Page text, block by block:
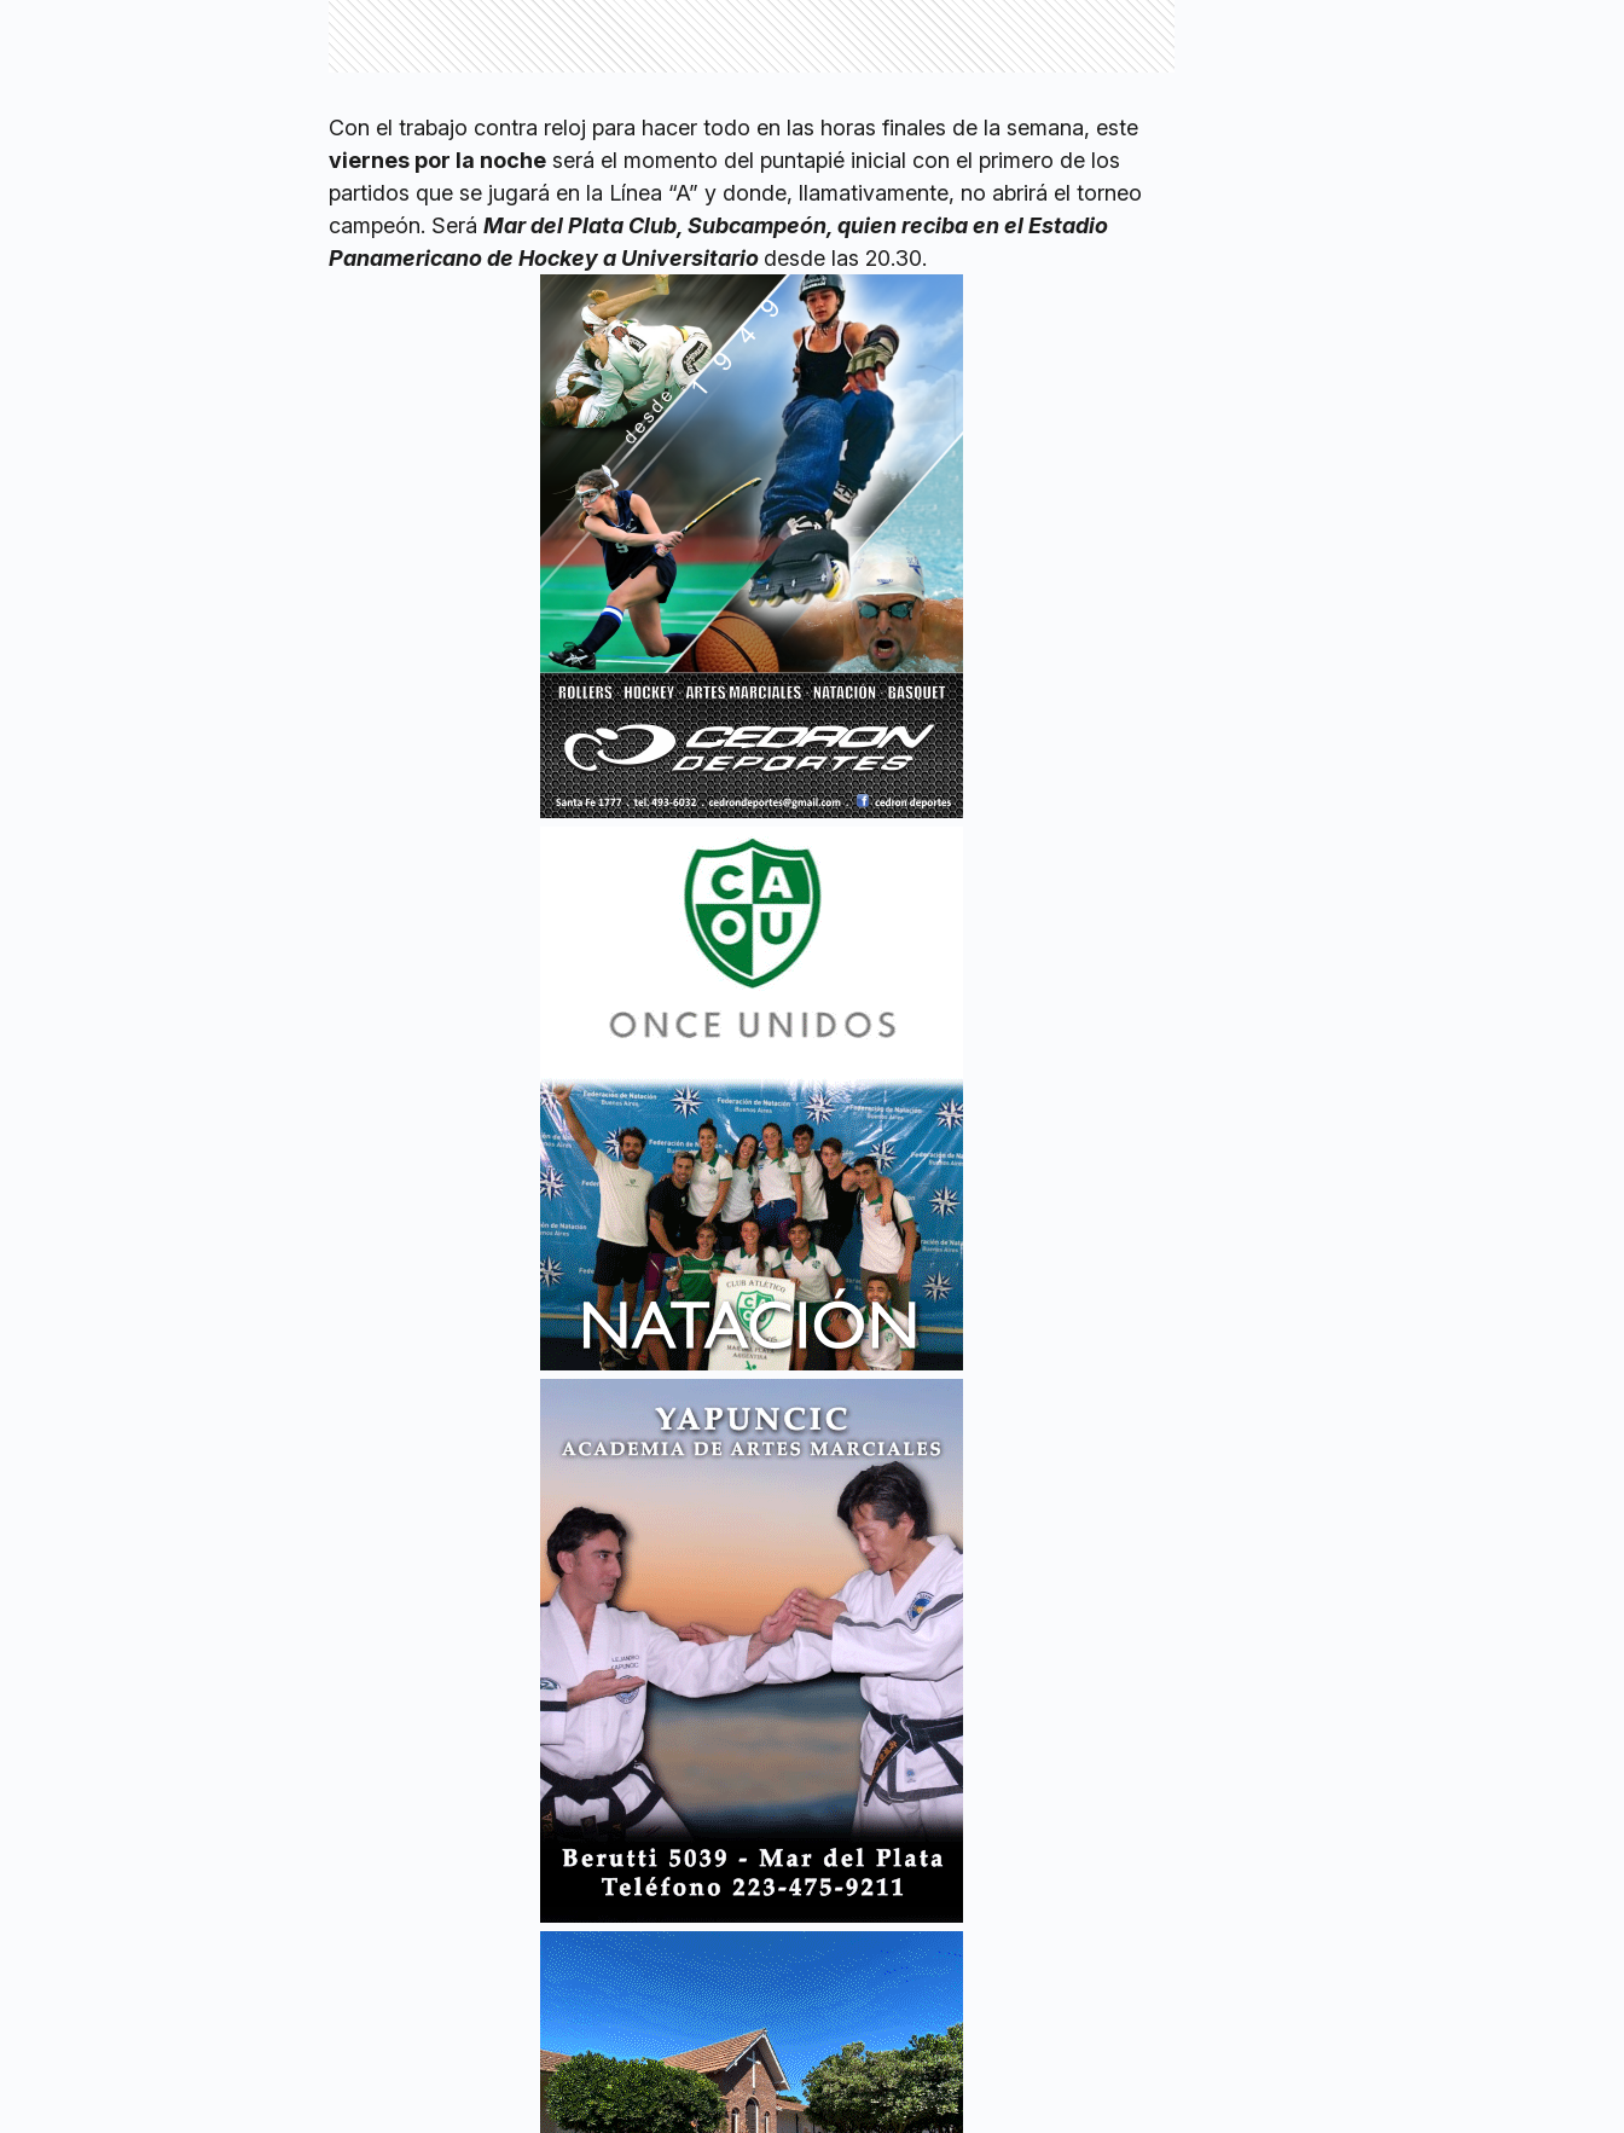
Con el trabajo contra reloj para hacer todo en las horas finales de la semana, este
viernes por la noche será el momento del puntapié inicial con el primero de los
partidos que se jugará en la Línea “A” y donde, llamativamente, no abrirá el torneo
campeón. Será Mar del Plata Club, Subcampeón, quien reciba en el Estadio
Panamericano de Hockey a Universitario desde las 20.30.